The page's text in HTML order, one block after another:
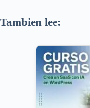
Tambien lee: